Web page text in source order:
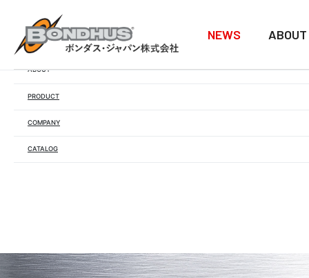
NEWS
ABOUT
PRODUCT
COMPANY
CATALOG
NEWS ABOUT